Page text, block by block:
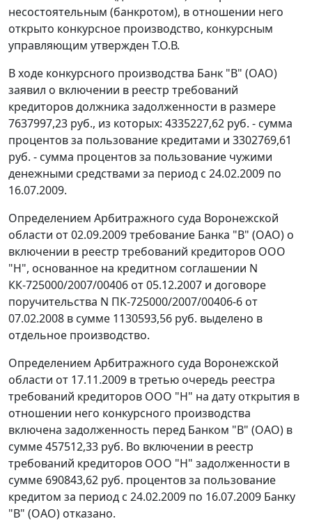
несостоятельным (банкротом), в отношении него
открыто конкурсное производство, конкурсным
управляющим утвержден Т.О.В.
В ходе конкурсного производства Банк "В" (ОАО)
заявил о включении в реестр требований
кредиторов должника задолженности в размере
7637997,23 руб., из которых: 4335227,62 руб. - сумма
процентов за пользование кредитами и 3302769,61
руб. - сумма процентов за пользование чужими
денежными средствами за период с 24.02.2009 по
16.07.2009.
Определением Арбитражного суда Воронежской
области от 02.09.2009 требование Банка "В" (ОАО) о
включении в реестр требований кредиторов ООО
"Н", основанное на кредитном соглашении N
КК-725000/2007/00406 от 05.12.2007 и договоре
поручительства N ПК-725000/2007/00406-6 от
07.02.2008 в сумме 1130593,56 руб. выделено в
отдельное производство.
Определением Арбитражного суда Воронежской
области от 17.11.2009 в третью очередь реестра
требований кредиторов ООО "Н" на дату открытия в
отношении него конкурсного производства
включена задолженность перед Банком "В" (ОАО) в
сумме 457512,33 руб. Во включении в реестр
требований кредиторов ООО "Н" задолженности в
сумме 690843,62 руб. процентов за пользование
кредитом за период с 24.02.2009 по 16.07.2009 Банку
"В" (ОАО) отказано.